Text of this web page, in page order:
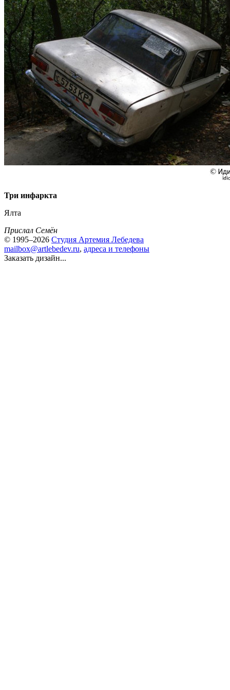
Три инфаркта
Ялта
Прислал Семён
© 1995–2026 Студия Артемия Лебедева
mailbox@artlebedev.ru, адреса и телефоны
Заказать дизайн...